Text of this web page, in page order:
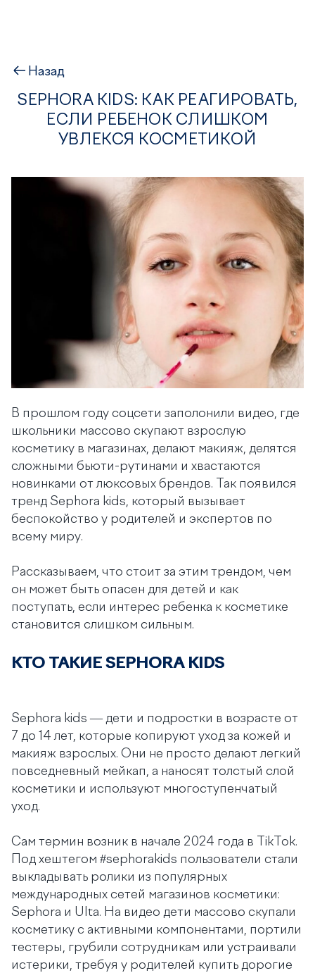
Назад
SEPHORA KIDS: КАК РЕАГИРОВАТЬ,
ЕСЛИ РЕБЕНОК СЛИШКОМ
УВЛЕКСЯ КОСМЕТИКОЙ
В прошлом году соцсети заполонили видео, где
школьники массово скупают взрослую
косметику в магазинах, делают макияж, делятся
сложными бьюти-рутинами и хвастаются
новинками от люксовых брендов. Так появился
тренд Sephora kids, который вызывает
беспокойство у родителей и экспертов по
всему миру.
Рассказываем, что стоит за этим трендом, чем
он может быть опасен для детей и как
поступать, если интерес ребенка к косметике
становится слишком сильным.
КТО ТАКИЕ SEPHORA KIDS
Sephora kids — дети и подростки в возрасте от
7 до 14 лет, которые копируют уход за кожей и
макияж взрослых. Они не просто делают легкий
повседневный мейкап, а наносят толстый слой
косметики и используют многоступенчатый
уход.
Сам термин возник в начале 2024 года в TikTok.
Под хештегом #sephorakids пользователи стали
выкладывать ролики из популярных
международных сетей магазинов косметики:
Sephora и Ulta. На видео дети массово скупали
косметику с активными компонентами, портили
тестеры, грубили сотрудникам или устраивали
истерики, требуя у родителей купить дорогие